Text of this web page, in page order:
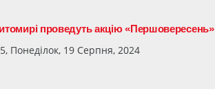
проведуть акцію «Першовересень»
Понеділок, 19 Серпня, 2024